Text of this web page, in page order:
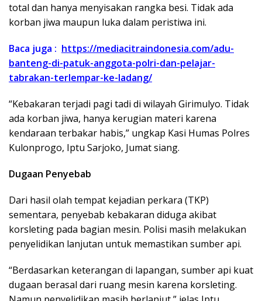
total dan hanya menyisakan rangka besi. Tidak ada
korban jiwa maupun luka dalam peristiwa ini.
Baca juga : https://mediacitraindonesia.com/adu-
banteng-di-patuk-anggota-polri-dan-pelajar-
tabrakan-terlempar-ke-ladang/
“Kebakaran terjadi pagi tadi di wilayah Girimulyo. Tidak
ada korban jiwa, hanya kerugian materi karena
kendaraan terbakar habis,” ungkap Kasi Humas Polres
Kulonprogo, Iptu Sarjoko, Jumat siang.
Dugaan Penyebab
Dari hasil olah tempat kejadian perkara (TKP)
sementara, penyebab kebakaran diduga akibat
korsleting pada bagian mesin. Polisi masih melakukan
penyelidikan lanjutan untuk memastikan sumber api.
“Berdasarkan keterangan di lapangan, sumber api kuat
dugaan berasal dari ruang mesin karena korsleting.